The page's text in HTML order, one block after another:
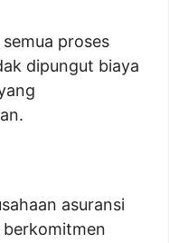
proses
dipungut biaya
asuransi